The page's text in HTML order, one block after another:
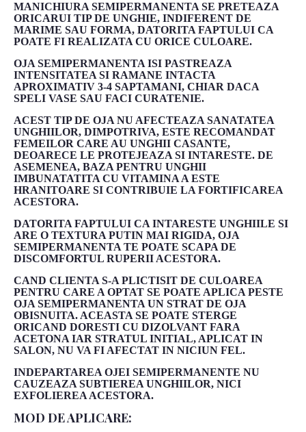
MANICHIURA SEMIPERMANENTA SE PRETEAZA
ORICARUI TIP DE UNGHIE, INDIFERENT DE
MARIME SAU FORMA, DATORITA FAPTULUI CA
POATE FI REALIZATA CU ORICE CULOARE.
OJA SEMIPERMANENTA ISI PASTREAZA
INTENSITATEA SI RAMANE INTACTA
APROXIMATIV 3-4 SAPTAMANI, CHIAR DACA
SPELI VASE SAU FACI CURATENIE.
ACEST TIP DE OJA NU AFECTEAZA SANATATEA
UNGHIILOR, DIMPOTRIVA, ESTE RECOMANDAT
FEMEILOR CARE AU UNGHII CASANTE,
DEOARECE LE PROTEJEAZA SI INTARESTE. DE
ASEMENEA, BAZA PENTRU UNGHII
IMBUNATATITA CU VITAMINA A ESTE
HRANITOARE SI CONTRIBUIE LA FORTIFICAREA
ACESTORA.
DATORITA FAPTULUI CA INTARESTE UNGHIILE SI
ARE O TEXTURA PUTIN MAI RIGIDA, OJA
SEMIPERMANENTA TE POATE SCAPA DE
DISCOMFORTUL RUPERII ACESTORA.
CAND CLIENTA S-A PLICTISIT DE CULOAREA
PENTRU CARE A OPTAT SE POATE APLICA PESTE
OJA SEMIPERMANENTA UN STRAT DE OJA
OBISNUITA. ACEASTA SE POATE STERGE
ORICAND DORESTI CU DIZOLVANT FARA
ACETONA IAR STRATUL INITIAL, APLICAT IN
SALON, NU VA FI AFECTAT IN NICIUN FEL.
INDEPARTAREA OJEI SEMIPERMANENTE NU
CAUZEAZA SUBTIEREA UNGHIILOR, NICI
EXFOLIEREA ACESTORA.
MOD DE APLICARE: